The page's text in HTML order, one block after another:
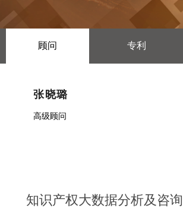
顾问 专利
张晓璐
高级顾问
知识产权大数据分析及咨